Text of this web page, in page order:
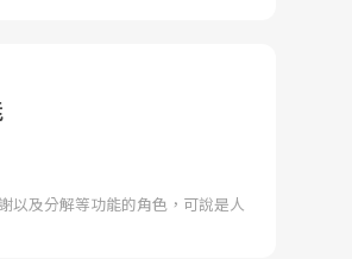
以及分解等功能的角色，可說是人